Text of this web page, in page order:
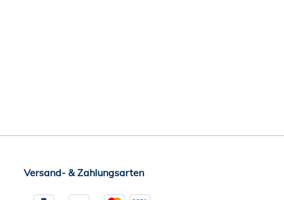
Versand- & Zahlungsarten